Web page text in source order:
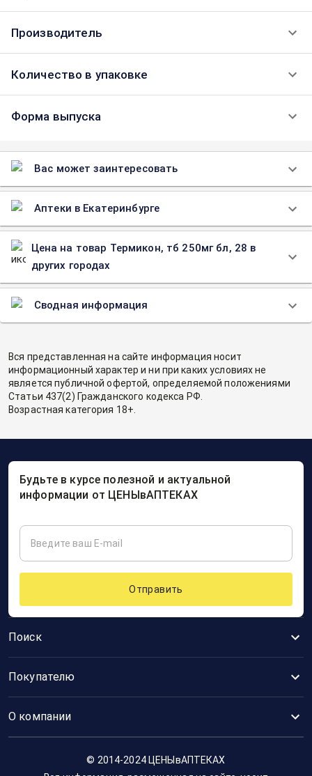
Производитель
Количество в упаковке
Форма выпуска
Вас может заинтересовать
Аптеки в Екатеринбурге
Цена на товар Термикон, тб 250мг бл, 28 в
других городах
Сводная информация
Вся представленная на сайте информация носит
информационный характер и ни при каких условиях не
является публичной офертой, определяемой положениями
Статьи 437(2) Гражданского кодекса РФ.
Возрастная категория 18+.
Поиск
Покупателю
О компании
Будьте в курсе полезной и актуальной
информации от ЦЕНЫвАПТЕКАХ
Отправить
© 2014-2024 ЦЕНЫвАПТЕКАХ